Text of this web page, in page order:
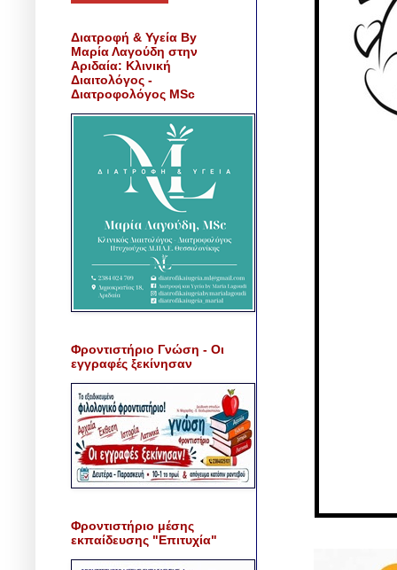
Διατροφή & Υγεία By
Μαρία Λαγούδη στην
Αριδαία: Κλινική
Διαιτολόγος -
Διατροφολόγος MSc
Φροντιστήριο Γνώση - Οι
εγγραφές ξεκίνησαν
Φροντιστήριο μέσης
εκπαίδευσης "Επιτυχία"